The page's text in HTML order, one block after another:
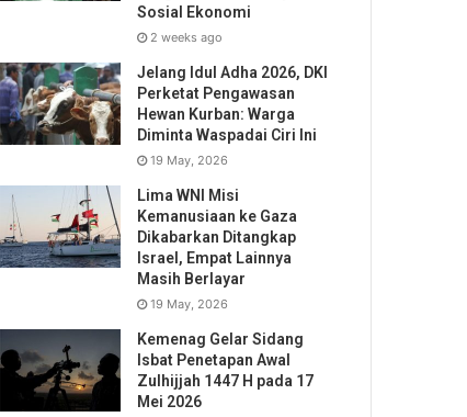
Sosial Ekonomi
2 weeks ago
Jelang Idul Adha 2026, DKI
Perketat Pengawasan
Hewan Kurban: Warga
Diminta Waspadai Ciri Ini
19 May, 2026
Lima WNI Misi
Kemanusiaan ke Gaza
Dikabarkan Ditangkap
Israel, Empat Lainnya
Masih Berlayar
19 May, 2026
Kemenag Gelar Sidang
Isbat Penetapan Awal
Zulhijjah 1447 H pada 17
Mei 2026